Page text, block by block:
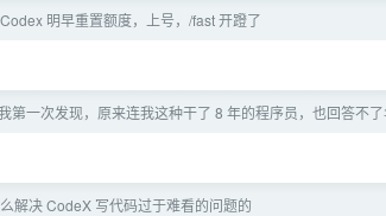
明早重置额度，上号，/fast 开蹬了
第一次发现，原来连我这种干了 8 年的程序员，也回答不
解决 CodeX 写代码过于难看的问题的